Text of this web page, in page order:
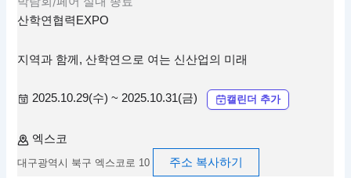
산학연협력EXPO
지역과 함께, 산학연으로 여는 신산업의 미래
2025.10.29(수) ~ 2025.10.31(금) 캘린더 추가
엑스코
대구광역시 북구 엑스코로 10 주소 복사하기